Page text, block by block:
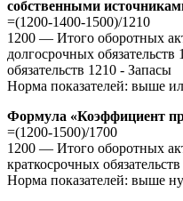
собственными
=(1200-1400-1500)/1210
1200 — Итого оборотных
долгосрочных
обязательств 1210 - Запасы
Норма показателей: выше
Формула «Коэффициент
=(1200-1500)/1700
1200 — Итого оборотных
краткосрочных
Норма показателей: выше